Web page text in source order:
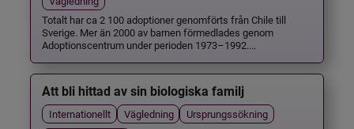
Totalt har ca 2 100 adoptioner genomförts från Chile till
Sverige. Mer än 2000 av barnen förmedlades genom
Adoptionscentrum under perioden 1973–1992....
Att bli hittad av sin biologiska familj
Internationellt Vägledning
Ursprungssökning